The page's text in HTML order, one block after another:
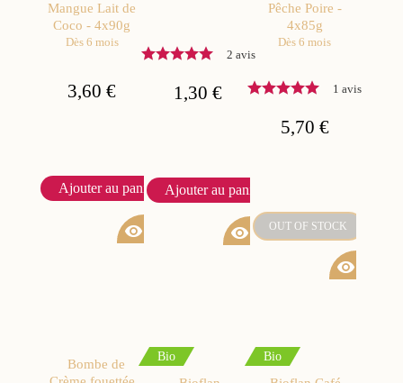
Mangue Lait de
Coco - 4x90g
Dès 6 mois
3,60 €
Ajouter au panier
visibility
2 avis
1,30 €
Ajouter au panier
visibility
Pêche Poire -
4x85g
Dès 6 mois
1 avis
5,70 €
OUT OF STOCK
visibility
Bombe de
Bio Bio